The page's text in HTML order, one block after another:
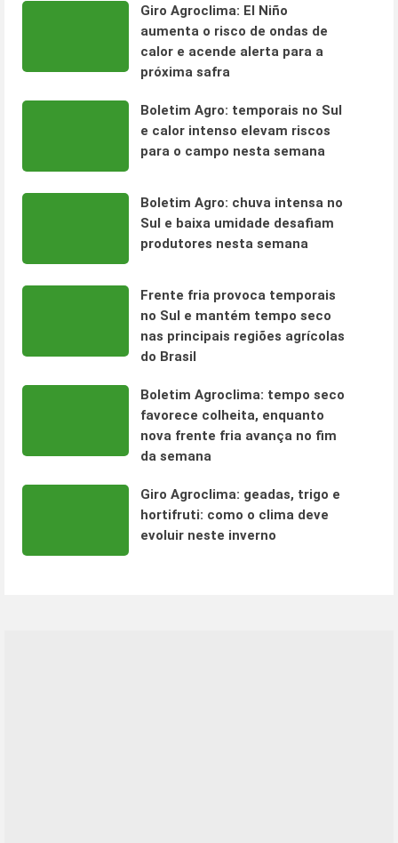
Giro Agroclima: El Niño
aumenta o risco de ondas de
calor e acende alerta para a
próxima safra
Boletim Agro: temporais no Sul
e calor intenso elevam riscos
para o campo nesta semana
Boletim Agro: chuva intensa no
Sul e baixa umidade desafiam
produtores nesta semana
Frente fria provoca temporais
no Sul e mantém tempo seco
nas principais regiões agrícolas
do Brasil
Boletim Agroclima: tempo seco
favorece colheita, enquanto
nova frente fria avança no fim
da semana
Giro Agroclima: geadas, trigo e
hortifruti: como o clima deve
evoluir neste inverno